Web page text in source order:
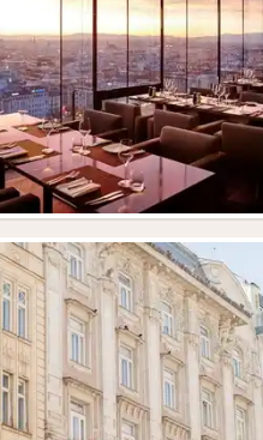
Vorheriges Bild
Vorheriges Bild